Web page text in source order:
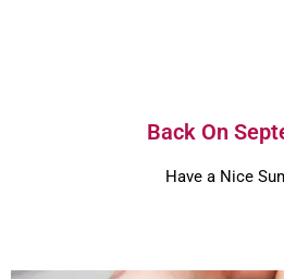
Back On
Have a Nice